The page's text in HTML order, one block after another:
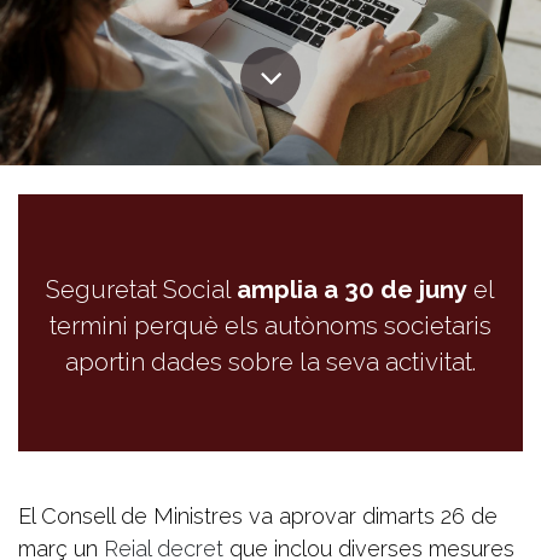
Seguretat Social amplia a 30 de juny el
termini perquè els autònoms societaris
aportin dades sobre la seva activitat.
El Consell de Ministres va aprovar dimarts 26 de
març un Reial decret que inclou diverses mesures